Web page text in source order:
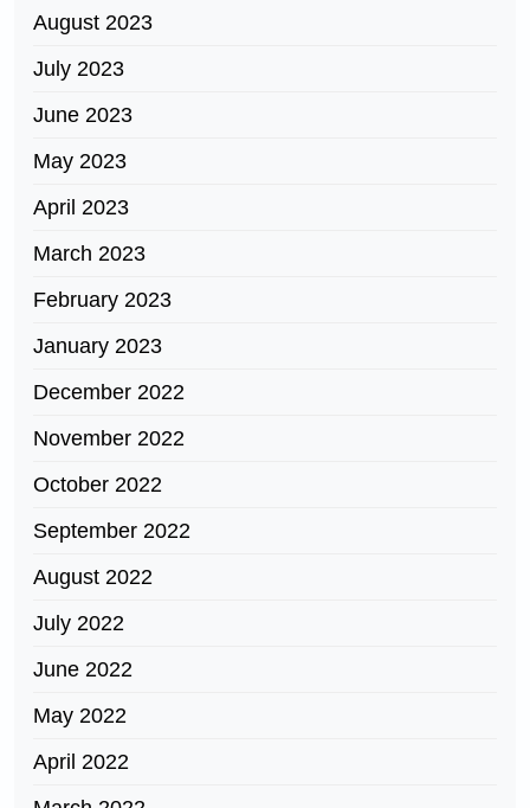
August 2023
July 2023
June 2023
May 2023
April 2023
March 2023
February 2023
January 2023
December 2022
November 2022
October 2022
September 2022
August 2022
July 2022
June 2022
May 2022
April 2022